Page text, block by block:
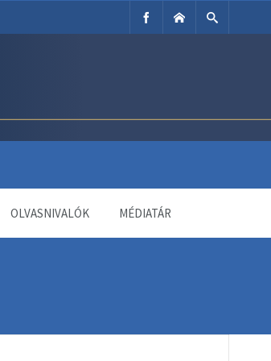
OLVASNIVALÓK MÉDIATÁR